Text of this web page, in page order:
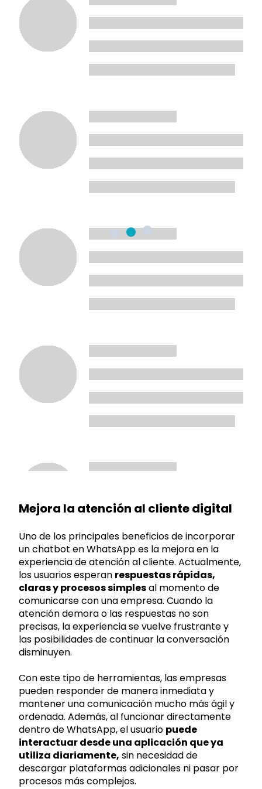
Mejora la atención al cliente digital
Uno de los principales beneficios de incorporar
un chatbot en WhatsApp es la mejora en la
experiencia de atención al cliente. Actualmente,
los usuarios esperan respuestas rápidas,
claras y procesos simplesal momento de
comunicarse con una empresa. Cuando la
atención demora o las respuestas no son
precisas, la experiencia se vuelve frustrante y
las posibilidades de continuar la conversación
disminuyen.
Con este tipo de herramientas, las empresas
pueden responder de manera inmediata y
mantener una comunicación mucho más ágil y
ordenada. Además, al funcionar directamente
dentro de WhatsApp, el usuario puede
interactuar desde una aplicación que ya
utiliza diariamente, sin necesidad de
descargar plataformas adicionales ni pasar por
procesos más complejos.